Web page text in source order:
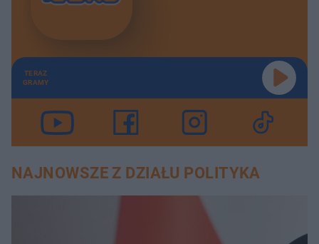
TERAZ
GRAMY
NAJNOWSZE Z DZIAŁU POLITYKA